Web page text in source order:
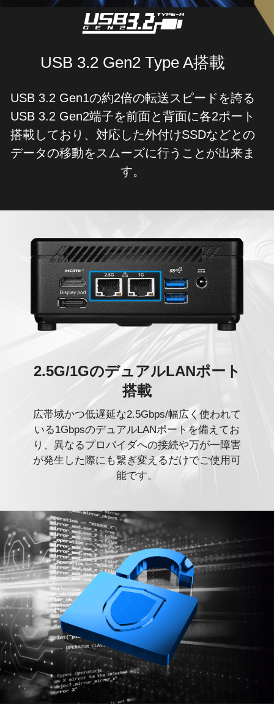
USB 3.2 Gen2 Type A搭載
USB 3.2 Gen1の約2倍の転送スピードを誇る
USB 3.2 Gen2端子を前面と背面に各2ポート
搭載しており、対応した外付けSSDなどとの
データの移動をスムーズに行うことが出来ま
す。
2.5G/1GのデュアルLANポート
搭載
広帯域かつ低遅延な2.5Gbps/幅広く使われて
いる1GbpsのデュアルLANポートを備えてお
り、異なるプロバイダへの接続や万が一障害
が発生した際にも繋ぎ変えるだけでご使用可
能です。